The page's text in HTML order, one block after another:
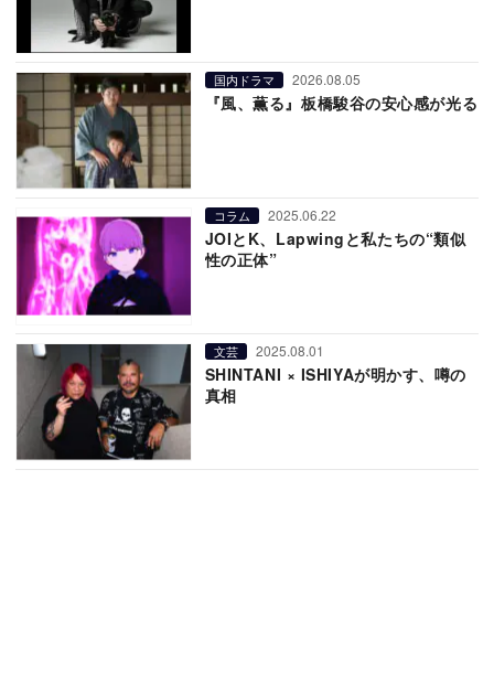
国内ドラマ 2026.08.05
『風、薫る』板橋駿谷の安心感が光る
コラム 2025.06.22
JOIとK、Lapwingと私たちの“類似
性の正体”
文芸 2025.08.01
SHINTANI × ISHIYAが明かす、噂の
真相